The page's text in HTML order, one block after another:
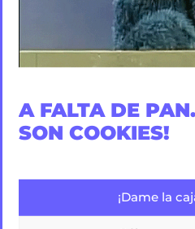
A FALTA DE
SON COOKIES!
¡Dame la